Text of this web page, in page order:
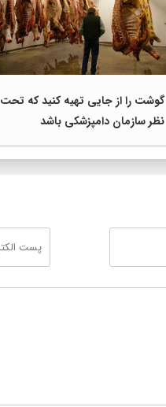
گوشت را از جایی تهیه کنید که تحت
نظر سازمان دامپزشکی باشد